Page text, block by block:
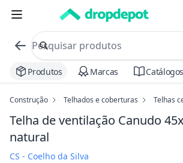
commerce search no header
Procurar
Produtos Marcas Catálogos
Construção Telhados e coberturas Telhas
Telha de ventilação Canudo
natural
CS - Coelho da Silva